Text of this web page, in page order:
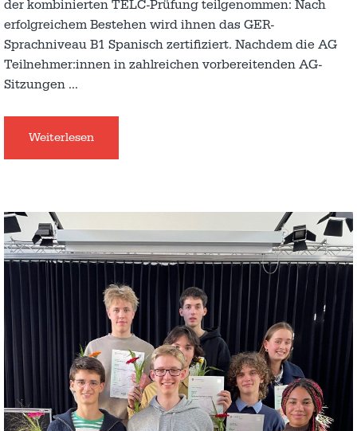
der kombinierten TELC-Prüfung teilgenommen: Nach
erfolgreichem Bestehen wird ihnen das GER-
Sprachniveau B1 Spanisch zertifiziert. Nachdem die AG
Teilnehmer:innen in zahlreichen vorbereitenden AG-
Sitzungen …
Weiterlesen